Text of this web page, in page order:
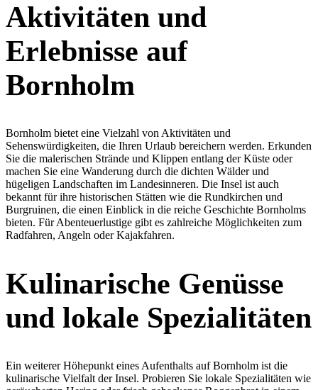
Aktivitäten und
Erlebnisse auf
Bornholm
Bornholm bietet eine Vielzahl von Aktivitäten und
Sehenswürdigkeiten, die Ihren Urlaub bereichern werden. Erkunden
Sie die malerischen Strände und Klippen entlang der Küste oder
machen Sie eine Wanderung durch die dichten Wälder und
hügeligen Landschaften im Landesinneren. Die Insel ist auch
bekannt für ihre historischen Stätten wie die Rundkirchen und
Burgruinen, die einen Einblick in die reiche Geschichte Bornholms
bieten. Für Abenteuerlustige gibt es zahlreiche Möglichkeiten zum
Radfahren, Angeln oder Kajakfahren.
Kulinarische Genüsse
und lokale Spezialitäten
Ein weiterer Höhepunkt eines Aufenthalts auf Bornholm ist die
kulinarische Vielfalt der Insel. Probieren Sie lokale Spezialitäten wie